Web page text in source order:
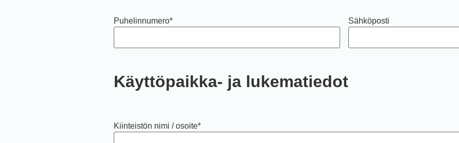
Puhelinnumero* Sähköposti
Käyttöpaikka- ja lukematiedot
Kiinteistön nimi / osoite*